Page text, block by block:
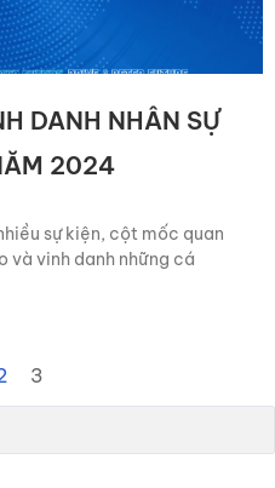
DANH NHÂN SỰ
2024
sự kiện, cột mốc quan
và vinh danh những cá
3